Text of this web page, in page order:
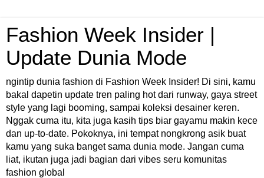
Fashion Week Insider |
Update Dunia Mode
ngintip dunia fashion di Fashion Week Insider! Di sini, kamu
bakal dapetin update tren paling hot dari runway, gaya street
style yang lagi booming, sampai koleksi desainer keren.
Nggak cuma itu, kita juga kasih tips biar gayamu makin kece
dan up-to-date. Pokoknya, ini tempat nongkrong asik buat
kamu yang suka banget sama dunia mode. Jangan cuma
liat, ikutan juga jadi bagian dari vibes seru komunitas
fashion global